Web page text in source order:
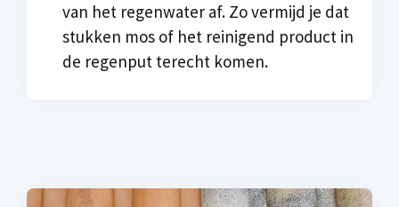
van het regenwater af. Zo vermijd je dat
stukken mos of het reinigend product in
de regenput terecht komen.